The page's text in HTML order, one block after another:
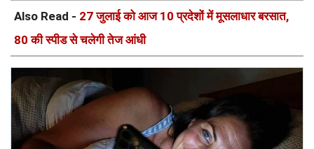
Also Read - 27 जुलाई को आज 10 प्रदेशों में मूसलाधार बरसात,
80 की स्पीड से चलेगी तेज आंधी